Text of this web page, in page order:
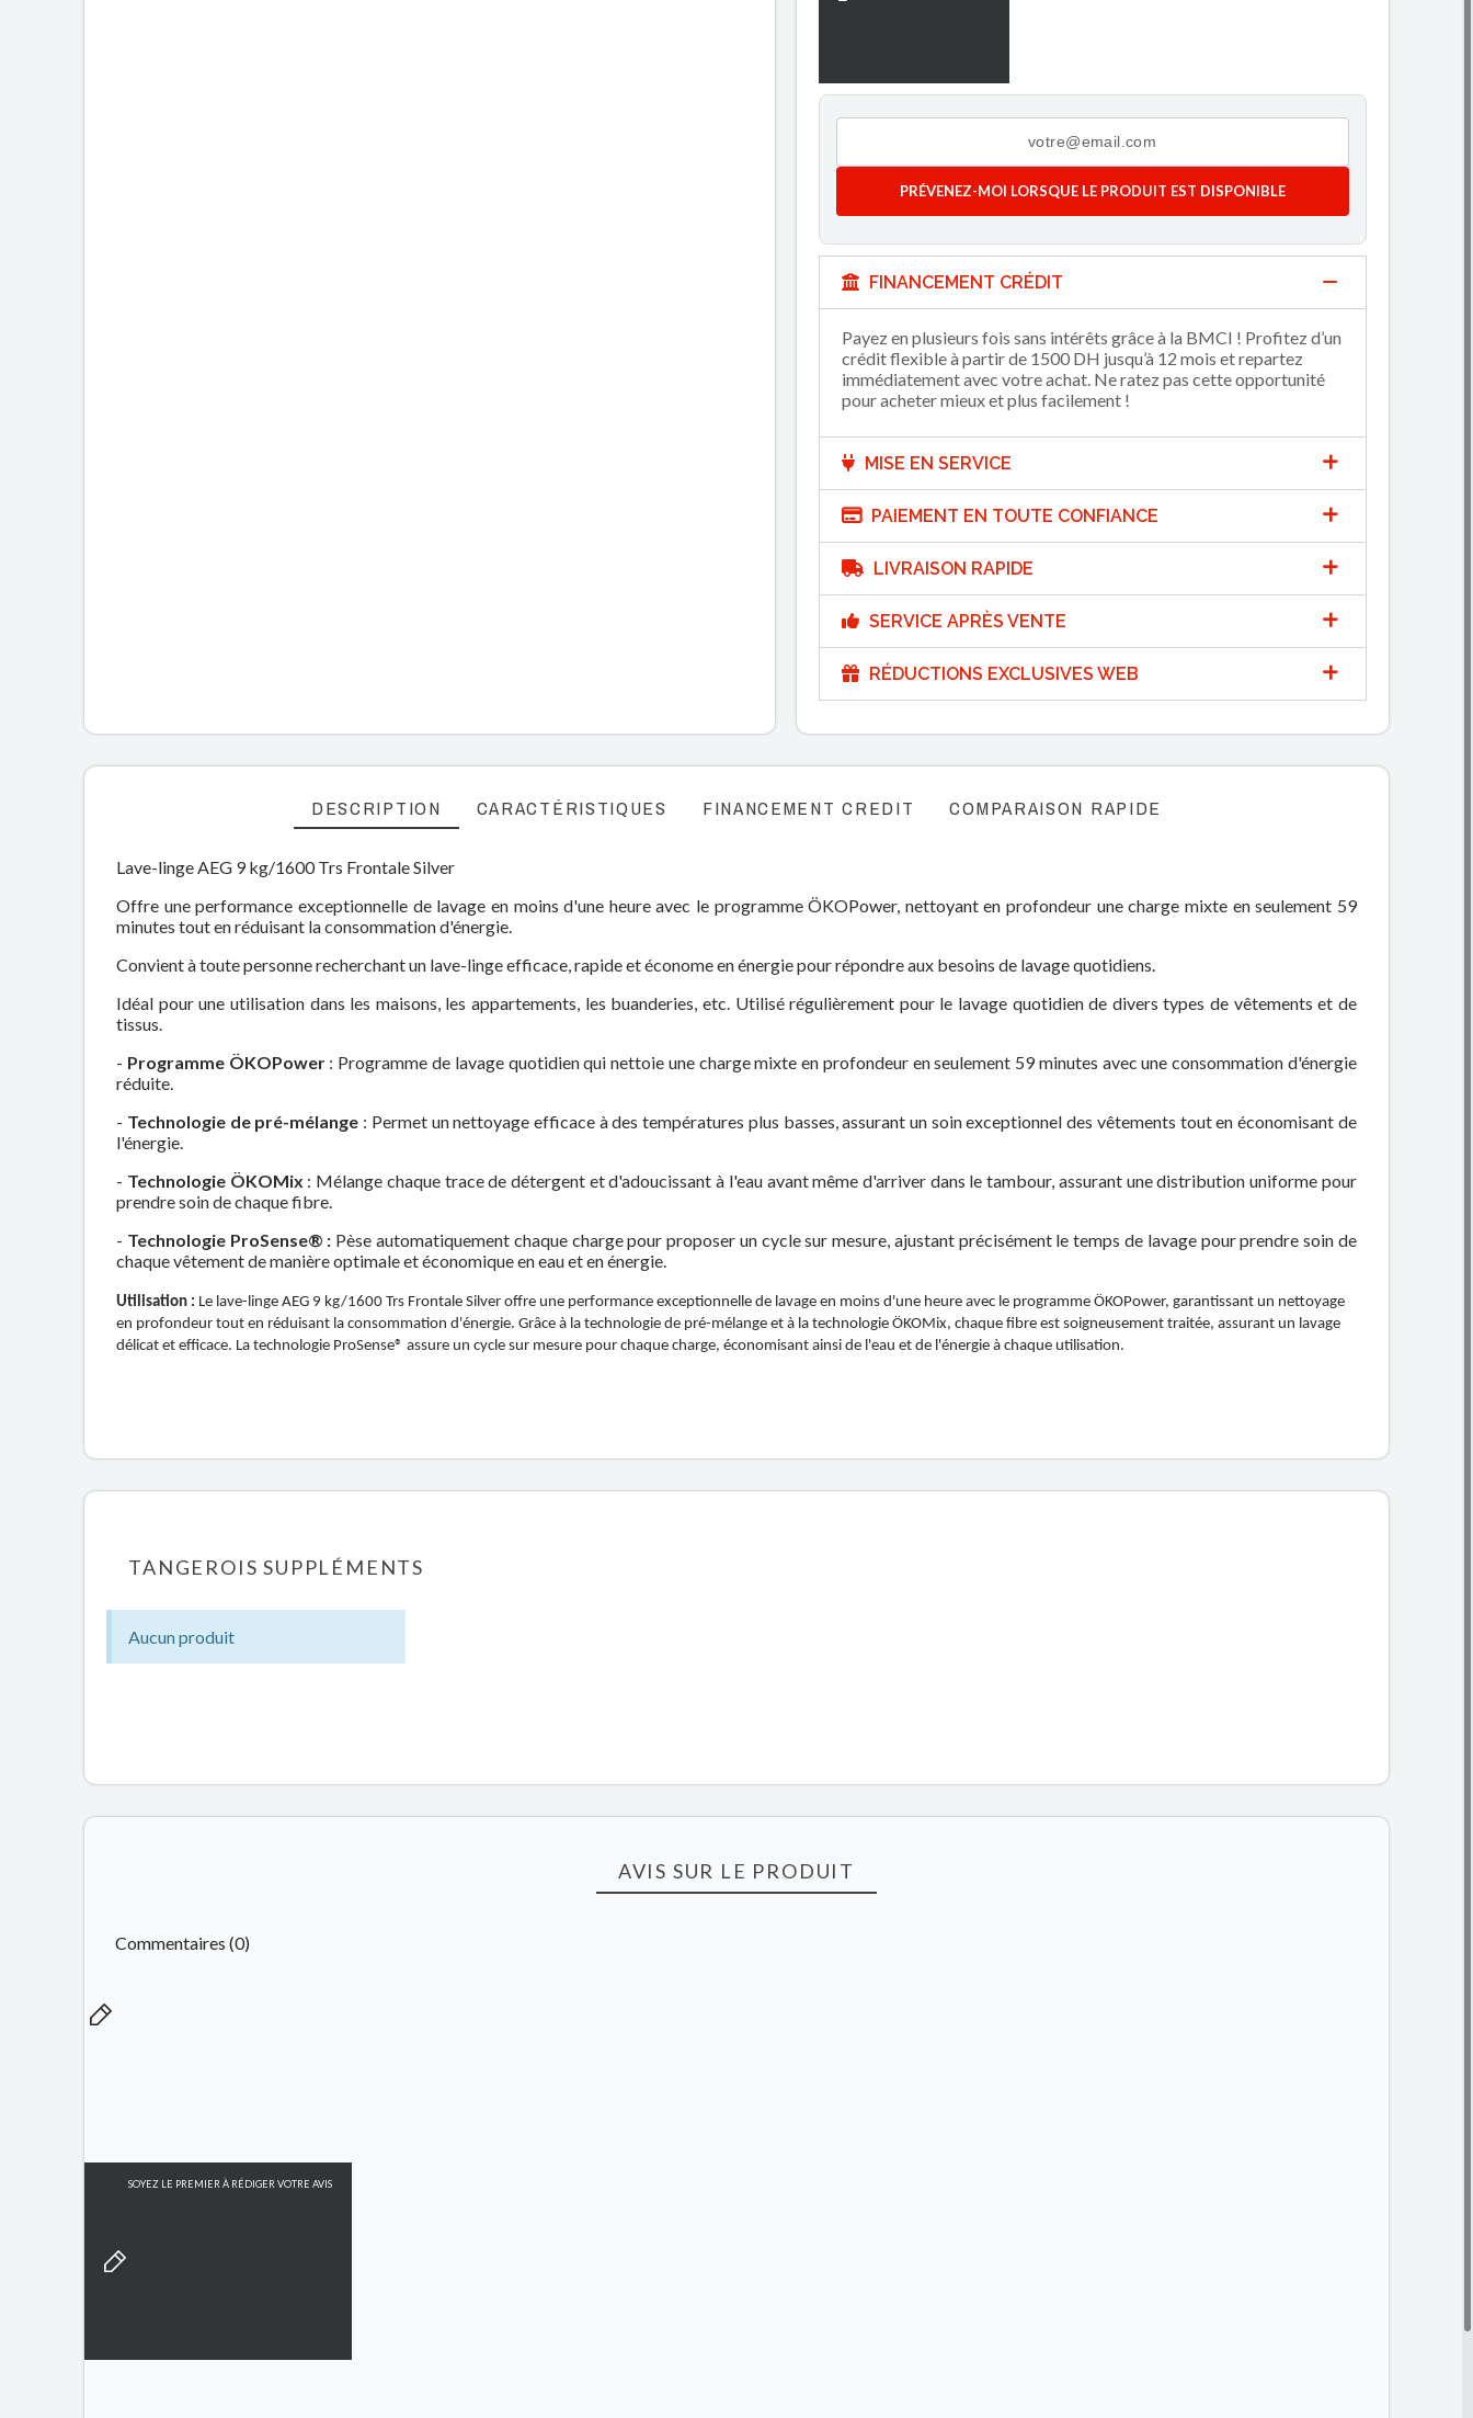
PRÉVENEZ-MOI LORSQUE LE PRODUIT EST DISPONIBLE
FINANCEMENT CRÉDIT
Payez en plusieurs fois sans intérêts grâce à la BMCI ! Profitez d’un
crédit flexible à partir de 1500 DH jusqu’à 12 mois et repartez
immédiatement avec votre achat. Ne ratez pas cette opportunité
pour acheter mieux et plus facilement !
MISE EN SERVICE
PAIEMENT EN TOUTE CONFIANCE
LIVRAISON RAPIDE
SERVICE APRÈS VENTE
RÉDUCTIONS EXCLUSIVES WEB
DESCRIPTION CARACTÉRISTIQUES FINANCEMENT CREDIT COMPARAISON RAPIDE
Lave-linge AEG 9 kg/1600 Trs Frontale Silver
Offre une performance exceptionnelle de lavage en moins d'une heure avec le programme ÖKOPower, nettoyant en profondeur une charge mixte en seulement 59
minutes tout en réduisant la consommation d'énergie.
Convient à toute personne recherchant un lave-linge efficace, rapide et économe en énergie pour répondre aux besoins de lavage quotidiens.
Idéal pour une utilisation dans les maisons, les appartements, les buanderies, etc. Utilisé régulièrement pour le lavage quotidien de divers types de vêtements et de
tissus.
- Programme ÖKOPower: Programme de lavage quotidien qui nettoie une charge mixte en profondeur en seulement 59 minutes avec une consommation d'énergie
réduite.
- Technologie de pré-mélange : Permet un nettoyage efficace à des températures plus basses, assurant un soin exceptionnel des vêtements tout en économisant de
l'énergie.
- Technologie ÖKOMix : Mélange chaque trace de détergent et d'adoucissant à l'eau avant même d'arriver dans le tambour, assurant une distribution uniforme pour
prendre soin de chaque fibre.
- Technologie ProSense® : Pèse automatiquement chaque charge pour proposer un cycle sur mesure, ajustant précisément le temps de lavage pour prendre soin de
chaque vêtement de manière optimale et économique en eau et en énergie.
Utilisation : Le lave-linge AEG 9 kg/1600 Trs Frontale Silver offre une performance exceptionnelle de lavage en moins d'une heure avec le programme ÖKOPower, garantissant un nettoyage
en profondeur tout en réduisant la consommation d'énergie. Grâce à la technologie de pré-mélange et à la technologie ÖKOMix, chaque fibre est soigneusement traitée, assurant un lavage
délicat et efficace. La technologie ProSense® assure un cycle sur mesure pour chaque charge, économisant ainsi de l'eau et de l'énergie à chaque utilisation.
TANGEROIS SUPPLÉMENTS
Aucun produit
AVIS SUR LE PRODUIT
Commentaires (0)
SOYEZ LE PREMIER À RÉDIGER VOTRE AVIS